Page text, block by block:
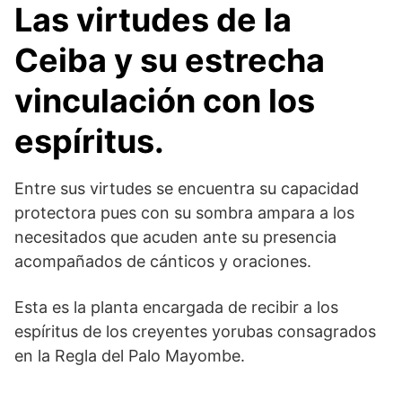
Las virtudes de la
Ceiba y su estrecha
vinculación con los
espíritus.
Entre sus virtudes se encuentra su capacidad
protectora pues con su sombra ampara a los
necesitados que acuden ante su presencia
acompañados de cánticos y oraciones.
Esta es la planta encargada de recibir a los
espíritus de los creyentes yorubas consagrados
en la Regla del Palo Mayombe.